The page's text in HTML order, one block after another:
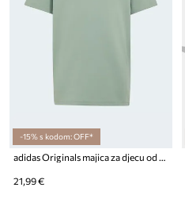
-15% s kodom: OFF*
adidas Originals majica za djecu od pamuka
21,99 €